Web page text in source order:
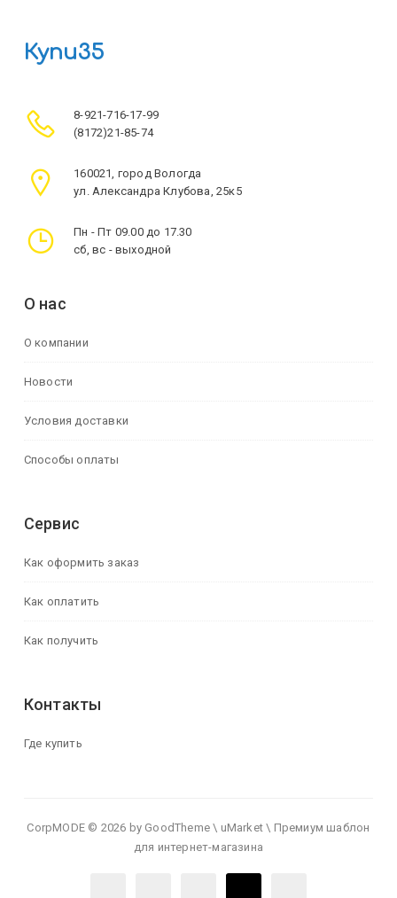
Купи35
8-921-716-17-99
(8172)21-85-74
160021, город Вологда
ул. Александра Клубова, 25к5
Пн - Пт 09.00 до 17.30
сб, вс - выходной
О нас
О компании
Новости
Условия доставки
Способы оплаты
Сервис
Как оформить заказ
Как оплатить
Как получить
Контакты
Где купить
CorpMODE © 2026 by GoodTheme \ uMarket \ Премиум шаблон
для интернет-магазина